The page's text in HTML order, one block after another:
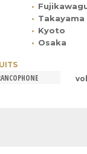
Takayama
Kyoto
Osaka